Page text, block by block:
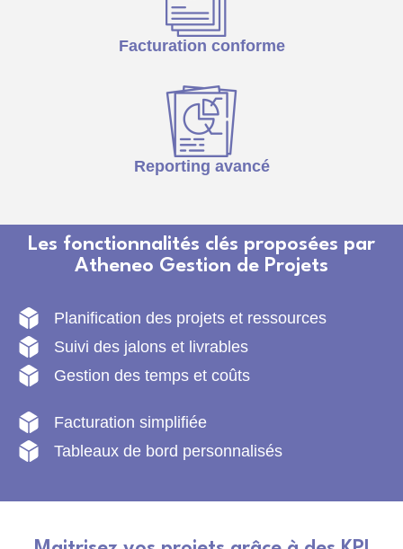
Facturation conforme
Reporting avancé
Les fonctionnalités clés proposées par
Atheneo Gestion de Projets
Planification des projets et ressources
Suivi des jalons et livrables
Gestion des temps et coûts
Facturation simplifiée
Tableaux de bord personnalisés